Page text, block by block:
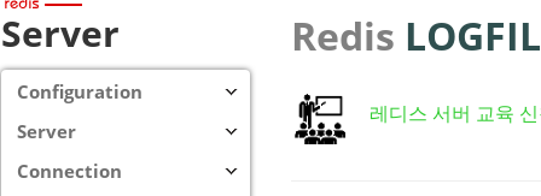
Server
Configuration
Server
Connection
Redis
레디스 서버 교육